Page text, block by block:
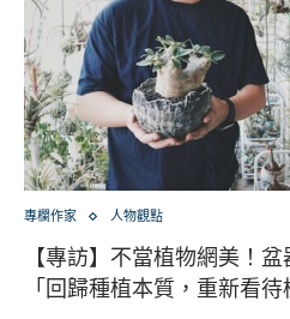
專欄作家 人物觀點
【專訪】不當植物網美！
「回歸種植本質，重新看待